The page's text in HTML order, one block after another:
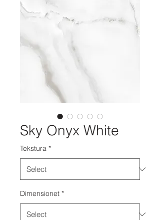
Sky Onyx White
Tekstura *
Dimensionet *